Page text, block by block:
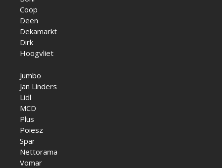
Coop
Deen
Dekamarkt
Dirk
Hoogvliet
Jumbo
Jan Linders
Lidl
MCD
Plus
Poiesz
Spar
Nettorama
Vomar